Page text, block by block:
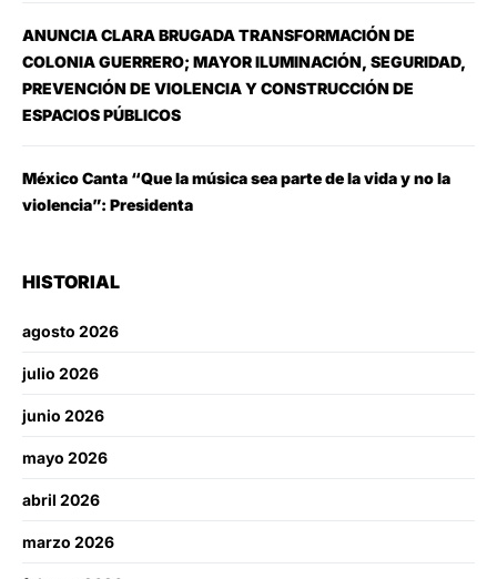
ANUNCIA CLARA BRUGADA TRANSFORMACIÓN DE
COLONIA GUERRERO; MAYOR ILUMINACIÓN, SEGURIDAD,
PREVENCIÓN DE VIOLENCIA Y CONSTRUCCIÓN DE
ESPACIOS PÚBLICOS
México Canta “Que la música sea parte de la vida y no la
violencia”: Presidenta
HISTORIAL
agosto 2026
julio 2026
junio 2026
mayo 2026
abril 2026
marzo 2026